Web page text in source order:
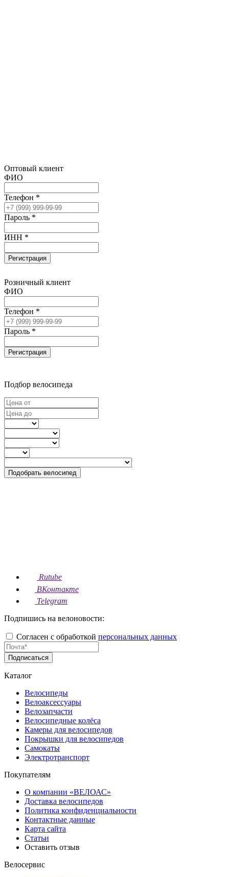
Оптовый клиент
ФИО
Телефон *
Пароль *
ИНН *
Регистрация
Розничный клиент
ФИО
Телефон *
Пароль *
Регистрация
Подбор велосипеда
Подобрать велосипед
Rutube
ВКонтакте
Telegram
Подпишись на велоновости:
Согласен с обработкой персональных данных
Подписаться
Каталог
Велосипеды
Велоаксессуары
Велозапчасти
Велосипедные колёса
Камеры для велосипедов
Покрышки для велосипедов
Самокаты
Электротранспорт
Покупателям
О компании «ВЕЛОАС»
Доставка велосипедов
Политика конфиденциальности
Контактные данные
Карта сайта
Статьи
Оставить отзыв
Велосервис